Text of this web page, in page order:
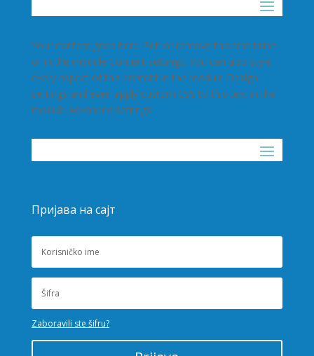
Your content goes here. Edit or remove this text inline
or in the module Content settings. You can also style
every aspect of this content in the module Design
settings and even apply custom CSS to this text in the
module Advanced settings.
Пријава на сајт
Zaboravili ste šifru?